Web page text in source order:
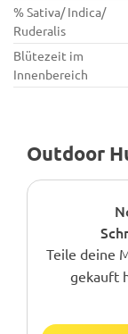
% Sativa/ Indica/
Ruderalis
Blütezeit im
Innenbereich
Outdoor
Teile deine
gekauft